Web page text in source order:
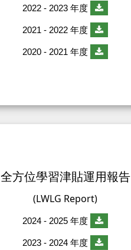
2022 - 2023 年度
2021 - 2022 年度
2020 - 2021 年度
全方位學習津貼運用報告
(LWLG Report)
2024 - 2025 年度
2023 - 2024 年度